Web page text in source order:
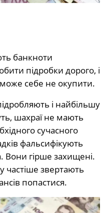
банкноти
підробки дорого, і
себе не окупити.
і найбільшу
шахраї не мають
сучасного
фальсифікують
Вони гірше захищені.
частіше звертають
попастися.